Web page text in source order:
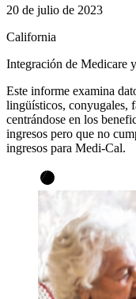
20 de julio de 2023
California
Integración de Medicare
Este informe examina
lingüísticos, conyugales,
centrándose en los
ingresos pero que no
ingresos para Medi-Cal.